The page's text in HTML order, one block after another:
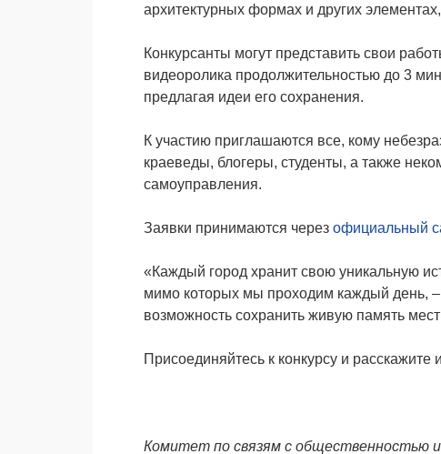
архитектурных формах и других
Конкурсанты могут представить свои
видеоролика продолжительностью до 3
предлагая идеи его сохранения.
К участию приглашаются все, кому
краеведы, блогеры, студенты, а также
самоуправления.
Заявки принимаются через официальный
«Каждый город хранит свою уникальную
мимо которых мы проходим каждый день, –
возможность сохранить живую память
Присоединяйтесь к конкурсу и
Комитет по связям с общественностью